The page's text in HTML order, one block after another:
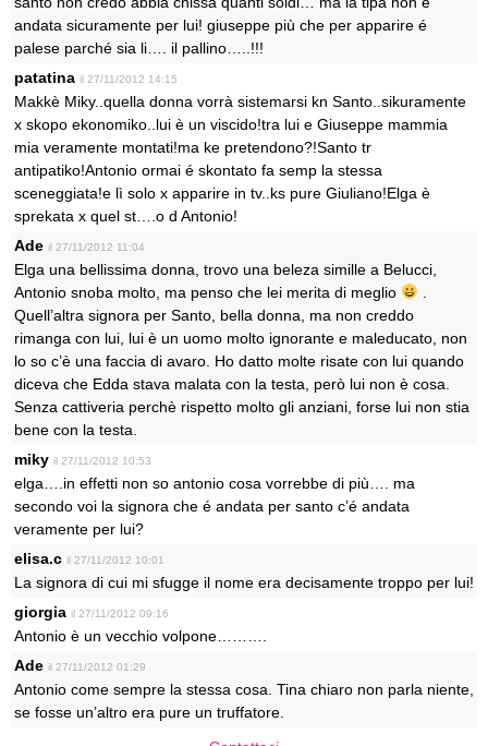
andata sicuramente per lui! giuseppe più che per apparire é
palese parché sia li…. il pallino…..!!!
patatina il 27/11/2012 14:15
Makkè Miky..quella donna vorrà sistemarsi kn Santo..sikuramente
x skopo ekonomiko..lui è un viscido!tra lui e Giuseppe mammia
mia veramente montati!ma ke pretendono?!Santo tr
antipatiko!Antonio ormai é skontato fa semp la stessa
sceneggiata!e lì solo x apparire in tv..ks pure Giuliano!Elga è
sprekata x quel st….o d Antonio!
Ade il 27/11/2012 11:04
Elga una bellissima donna, trovo una beleza simille a Belucci,
Antonio snoba molto, ma penso che lei merita di meglio
Quell’altra signora per Santo, bella donna, ma non creddo
rimanga con lui, lui è un uomo molto ignorante e maleducato, non
lo so c’è una faccia di avaro. Ho datto molte risate con lui quando
diceva che Edda stava malata con la testa, però lui non è cosa.
Senza cattiveria perchè rispetto molto gli anziani, forse lui non stia
bene con la testa.
miky il 27/11/2012 10:53
elga….in effetti non so antonio cosa vorrebbe di più…. ma
secondo voi la signora che é andata per santo c’é andata
veramente per lui?
elisa.c il 27/11/2012 10:01
La signora di cui mi sfugge il nome era decisamente troppo per lui!
giorgia il 27/11/2012 09:16
Antonio è un vecchio volpone……….
Ade il 27/11/2012 01:29
Antonio come sempre la stessa cosa. Tina chiaro non parla niente,
se fosse un’altro era pure un truffatore.